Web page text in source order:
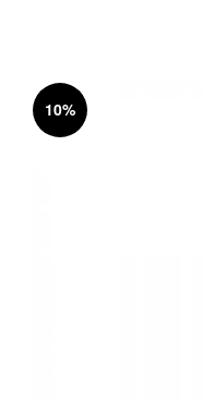
Varen er
Vi anbefaler
10%